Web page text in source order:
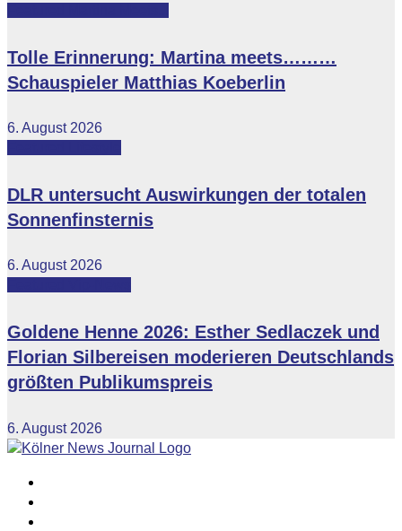
Tolle Erinnerung: Martina meets………
Schauspieler Matthias Koeberlin
6. August 2026
DLR untersucht Auswirkungen der totalen
Sonnenfinsternis
6. August 2026
Goldene Henne 2026: Esther Sedlaczek und
Florian Silbereisen moderieren Deutschlands
größten Publikumspreis
6. August 2026